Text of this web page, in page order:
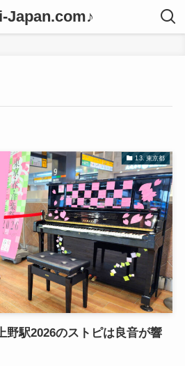
Japan.com♪
13. 東京都
野駅2026のストピは良音が響